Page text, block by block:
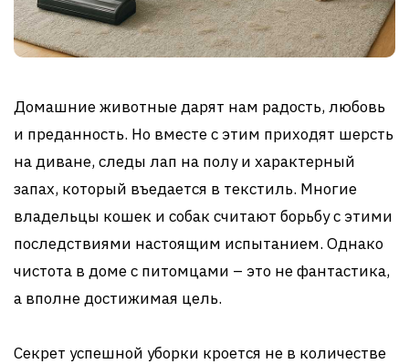
Домашние животные дарят нам радость, любовь
и преданность. Но вместе с этим приходят шерсть
на диване, следы лап на полу и характерный
запах, который въедается в текстиль. Многие
владельцы кошек и собак считают борьбу с этими
последствиями настоящим испытанием. Однако
чистота в доме с питомцами – это не фантастика,
а вполне достижимая цель.
Секрет успешной уборки кроется не в количестве